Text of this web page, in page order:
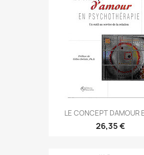
LE CONCEPT DAMOUR
26,35 €